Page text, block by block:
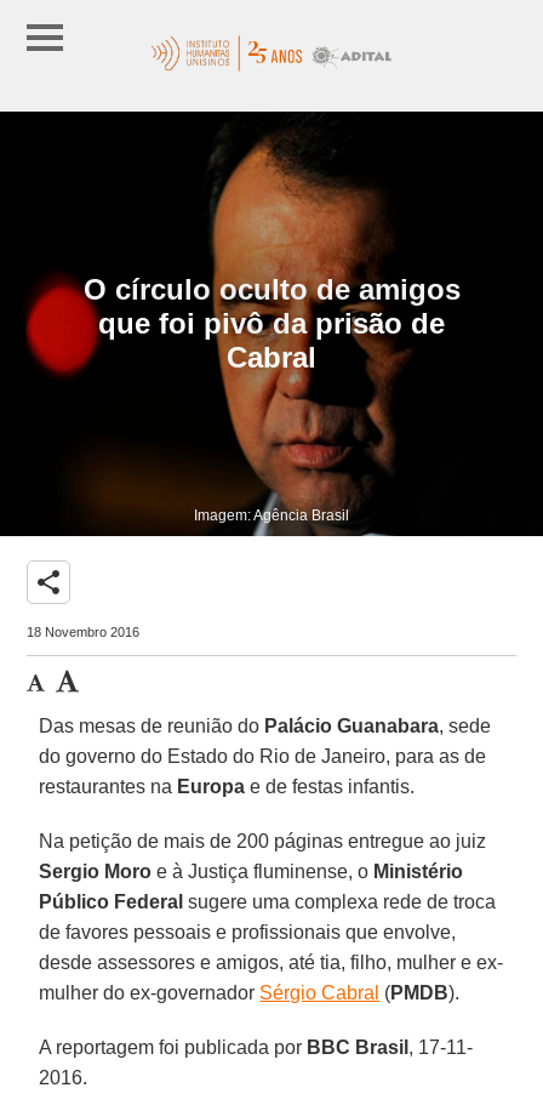
O círculo oculto de amigos
que foi pivô da prisão de
Cabral
Imagem: Agência Brasil
share
18 Novembro 2016
Das mesas de reunião do Palácio Guanabara, sede
do governo do Estado do Rio de Janeiro, para as de
restaurantes na Europa e de festas infantis.
Na petição de mais de 200 páginas entregue ao juiz
Sergio Moro e à Justiça fluminense, o Ministério
Público Federal sugere uma complexa rede de troca
de favores pessoais e profissionais que envolve,
desde assessores e amigos, até tia, filho, mulher e ex-
mulher do ex-governador Sérgio Cabral (PMDB).
A reportagem foi publicada por BBC Brasil , 17-11-
2016.